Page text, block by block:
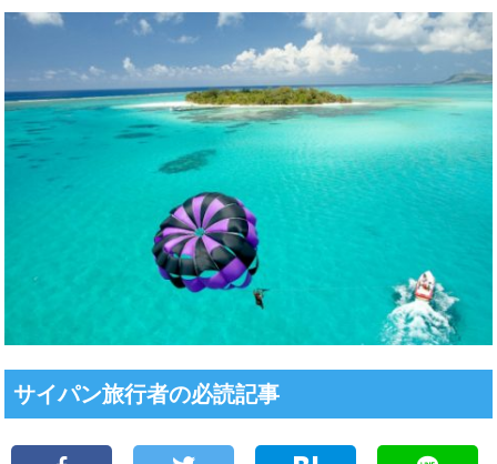
サイパン旅行者の必読記事